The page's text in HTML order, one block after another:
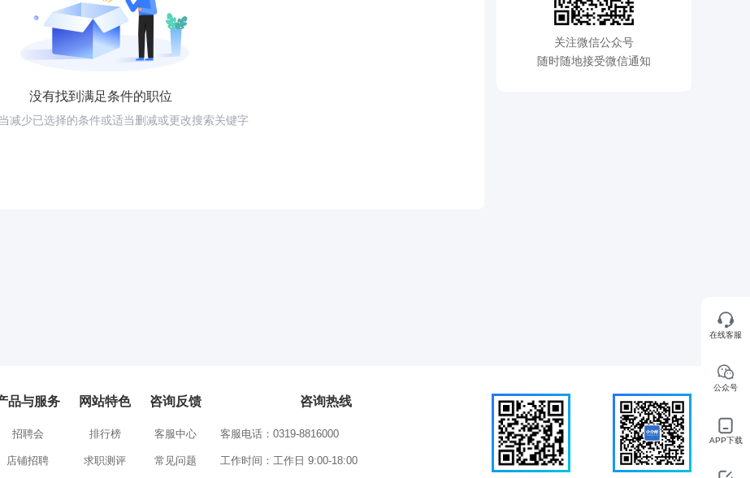
没有找到满足条件的职位
减少已选择的条件或适当删减或更改搜索关键字
关注微信公众号
随时随地接受微信通知
品与服务
招聘会
店铺招聘
网站特色
排行榜
求职测评
咨询反馈
客服中心
常见问题
咨询热线
客服电话：0319-8816000
工作时间：工作日 9:00-18:00
在线客服
公众号
APP下载